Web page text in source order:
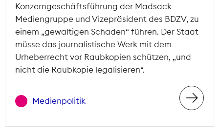
Konzerngeschäftsführung der Madsack
Mediengruppe und Vizepräsident des BDZV, zu
einem „gewaltigen Schaden“ führen. Der Staat
müsse das journalistische Werk mit dem
Urheberrecht vor Raubkopien schützen, „und
nicht die Raubkopie legalisieren“.
Medienpolitik